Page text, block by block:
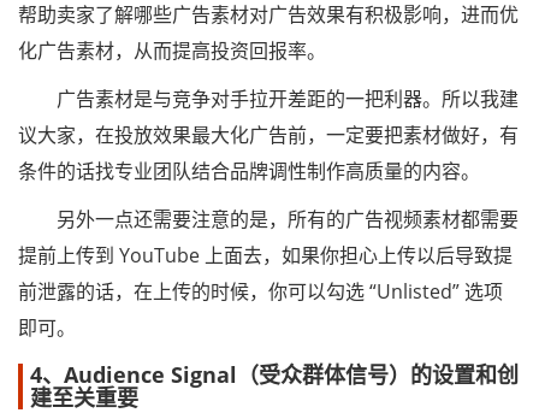
帮助卖家了解哪些广告素材对广告效果有积极影响，进而优
化广告素材，从而提高投资回报率。
广告素材是与竞争对手拉开差距的一把利器。所以我建
议大家，在投放效果最大化广告前，一定要把素材做好，有
条件的话找专业团队结合品牌调性制作高质量的内容。
另外一点还需要注意的是，所有的广告视频素材都需要
提前上传到 YouTube 上面去，如果你担心上传以后导致提
前泄露的话，在上传的时候，你可以勾选 “Unlisted” 选项
即可。
4、Audience Signal（受众群体信号）的设置和创
建至关重要